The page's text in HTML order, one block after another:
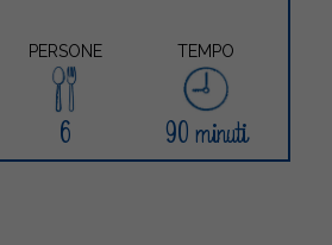
PERSONE TEMPO
6 90 minuti